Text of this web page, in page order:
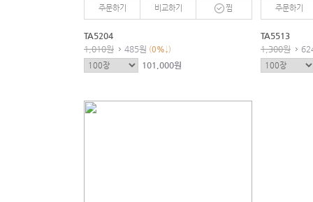
주문하기 비교하기 찜
TA5204
1,010원
485원 (0%↓)
101,000원
주문하기
TA5513
1,300원